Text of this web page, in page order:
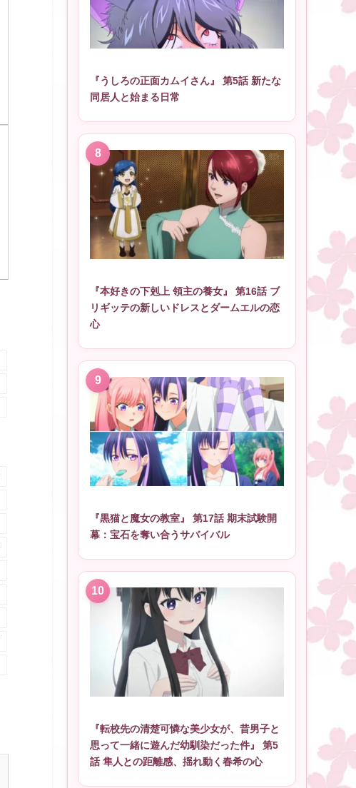
『うしろの正面カムイさん』 第5話 新たな
同居人と始まる日常
『本好きの下剋上 領主の養女』 第16話 ブ
リギッテの新しいドレスとダームエルの恋
心
『黒猫と魔女の教室』 第17話 期末試験開
幕：宝石を奪い合うサバイバル
『転校先の清楚可憐な美少女が、昔男子と
思って一緒に遊んだ幼馴染だった件』 第5
話 隼人との距離感、揺れ動く春希の心